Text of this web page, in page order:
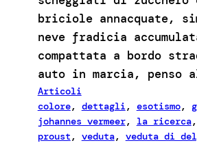
briciole annacquate,
neve fradicia
compattata a bordo
auto in marcia, penso
Articoli
colore, dettagli, esotismo,
johannes vermeer, la ricerca,
proust, veduta, veduta di